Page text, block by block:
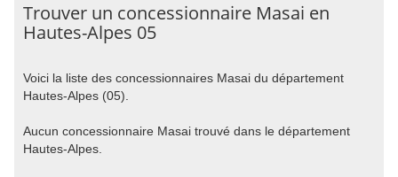
Trouver un concessionnaire Masai en
Hautes-Alpes 05
Voici la liste des concessionnaires Masai du département
Hautes-Alpes (05).
Aucun concessionnaire Masai trouvé dans le département
Hautes-Alpes.